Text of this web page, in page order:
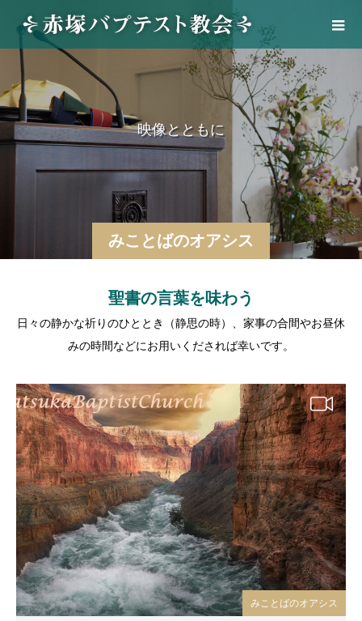
みことばのオアシス
映像とと もに
聖書の言葉を味わう
日々の静かな祈りのひととき（静思の時）、家事の合間やお昼休
みの時間などにお用いくだされば幸いです。
みことばのオアシス